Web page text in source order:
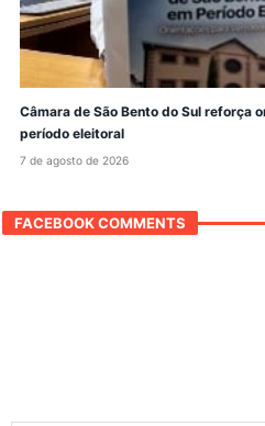
Câmara de São Bento do Sul reforça
período eleitoral
7 de agosto de 2026
FACEBOOK COMMENTS